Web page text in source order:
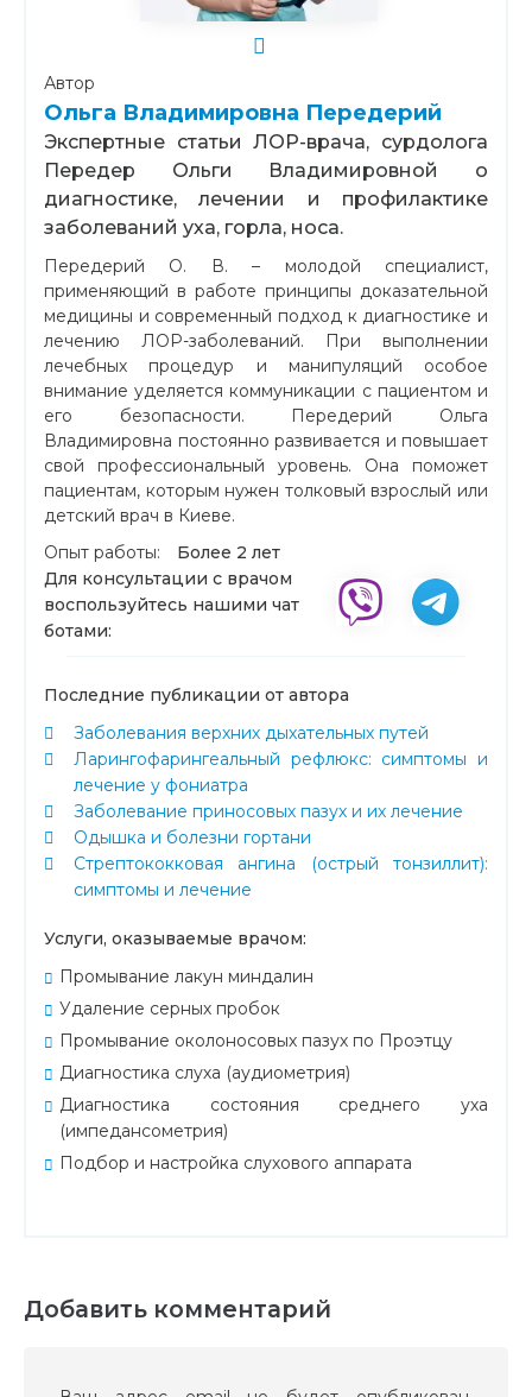
Автор
Ольга Владимировна Передерий
Экспертные статьи ЛОР-врача, сурдолога
Передер Ольги Владимировной о
диагностике, лечении и профилактике
заболеваний уха, горла, носа.
Передерий О. В. – молодой специалист,
применяющий в работе принципы доказательной
медицины и современный подход к диагностике и
лечению ЛОР-заболеваний. При выполнении
лечебных процедур и манипуляций особое
внимание уделяется коммуникации с пациентом и
его безопасности. Передерий Ольга
Владимировна постоянно развивается и повышает
свой профессиональный уровень. Она поможет
пациентам, которым нужен толковый взрослый или
детский врач в Киеве.
Опыт работы:
Более 2 лет
Для консультации с врачом
воспользуйтесь нашими чат
ботами:
Последние публикации от автора
Заболевания верхних дыхательных путей
Ларингофарингеальный рефлюкс: симптомы и
лечение у фониатра
Заболевание приносовых пазух и их лечение
Одышка и болезни гортани
Стрептококковая ангина (острый тонзиллит):
симптомы и лечение
Услуги, оказываемые врачом:
Промывание лакун миндалин
Удаление серных пробок
Промывание околоносовых пазух по Проэтцу
Диагностика слуха (аудиометрия)
Диагностика состояния среднего уха
(импедансометрия)
Подбор и настройка слухового аппарата
Добавить комментарий